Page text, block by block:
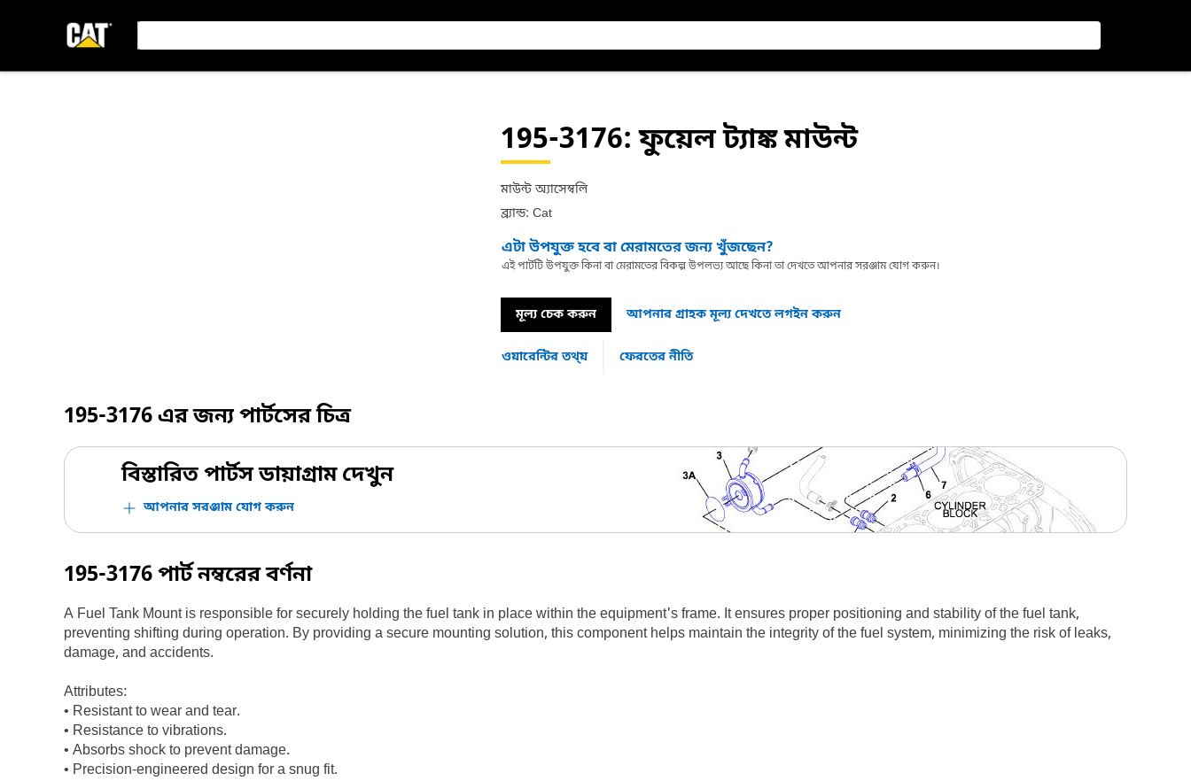
195-3176: ফুয়েল ট্যাঙ্ক মাউন্ট
মাউন্ট অ্যাসেম্বলি
ব্র্যান্ড: Cat
এটা উপযুক্ত হবে বা মেরামতের জন্য খুঁজছেন?
এই পার্টটি উপযুক্ত কিনা বা মেরামতের বিকল্প উপলভ্য আছে কিনা তা দেখতে আপনার সরঞ্জাম যোগ করুন।
মূল্য চেক করুন আপনার গ্রাহক মূল্য দেখতে লগইন করুন
ওয়ারেন্টির তথ্য় ফেরতের নীতি
195-3176এর জন্য পার্টসের চিত্র
বিস্তারিত পার্টস ডায়াগ্রাম দেখুন
আপনার সরঞ্জাম যোগ করুন
195-3176পার্ট নম্বরের বর্ণনা
A Fuel Tank Mount is responsible for securely holding the fuel tank in place within the equipment's frame. It ensures proper positioning and stability of the fuel tank,
preventing shifting during operation. By providing a secure mounting solution, this component helps maintain the integrity of the fuel system, minimizing the risk of leaks,
damage, and accidents.
Attributes:
• Resistant to wear and tear.
• Resistance to vibrations.
• Absorbs shock to prevent damage.
• Precision-engineered design for a snug fit.